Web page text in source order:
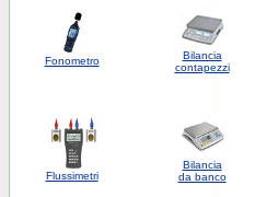
Fonometro
Bilancia
contapezzi
Flussimetri
Bilancia
da banco